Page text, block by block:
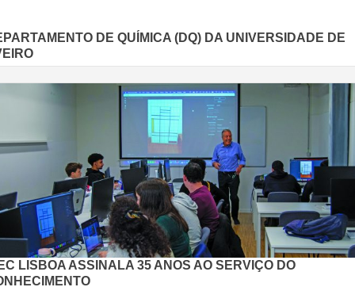
DE QUÍMICA (DQ) DA UNIVERSIDADE DE
LISBOA ASSINALA 35 ANOS AO SERVIÇO DO